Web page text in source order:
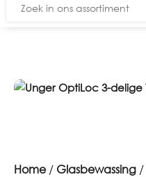
Zoeken
Home/ Glasbewassing /